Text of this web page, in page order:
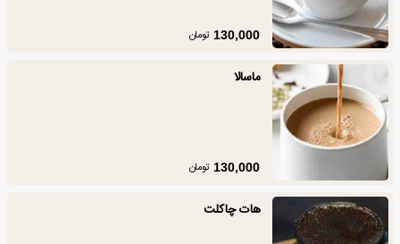
130,000 تومان
ماسالا
130,000 تومان
هات چاکلت